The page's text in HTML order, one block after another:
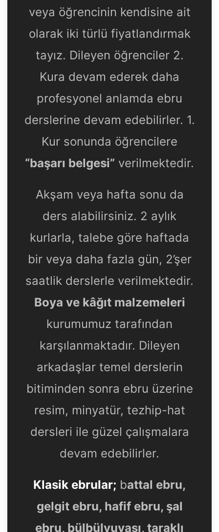
veya öğrencinin kendisine ait
olarak iki türlü fiyatlandırmak
tayız. Dileyen öğrenciler 2.
Kura devam ederek daha
profesyonel anlamda ebru
derslerine devam edebilirler. 1.
Kur sonunda öğrencilere
“başarı belgesi” verilmektedir.
Akşam veya hafta sonu da
ders alabilirsiniz. 2 aylık
kurlarla, talebe göre haftada
bir veya daha fazla gün, 2’şer
saatlik derslerle verilmektedir.
Boya ve kâğıt malzemeleri
kurumumuz tarafından
karşılanmaktadır. Dileyen
arkadaşlar temel derslerin
bitiminden sonra ebru üzerine
resim, minyatür, tezhip-hat
dersleri ile güzel çalışmalara
devam edebilirler.
Klasik ebrular; battal ebru,
gelgit ebru, hafif ebru, şal
ebru, bülbülyuvası, taraklı